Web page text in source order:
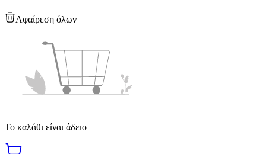
Αφαίρεση όλων
Το καλάθι είναι άδειο